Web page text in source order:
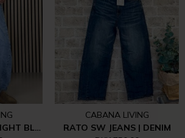
MOWITA JEANS | LIGHT BLUE
CABANA LIVING
RATO SW JEANS | DENIM